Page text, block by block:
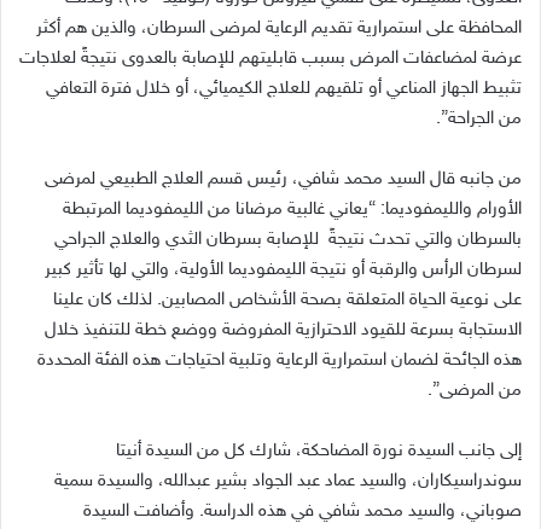
المحافظة على استمرارية تقديم الرعاية لمرضى السرطان، والذين هم أكثر
عرضة لمضاعفات المرض بسبب قابليتهم للإصابة بالعدوى نتيجةً لعلاجات
تثبيط الجهاز المناعي أو تلقيهم للعلاج الكيميائي، أو خلال فترة التعافي
من الجراحة”.
من جانبه قال السيد محمد شافي، رئيس قسم العلاج الطبيعي لمرضى
الأورام والليمفوديما: “يعاني غالبية مرضانا من الليمفوديما المرتبطة
بالسرطان والتي تحدث نتيجةً للإصابة بسرطان الثدي والعلاج الجراحي
لسرطان الرأس والرقبة أو نتيجة الليمفوديما الأولية، والتي لها تأثير كبير
على نوعية الحياة المتعلقة بصحة الأشخاص المصابين. لذلك كان علينا
الاستجابة بسرعة للقيود الاحترازية المفروضة ووضع خطة للتنفيذ خلال
هذه الجائحة لضمان استمرارية الرعاية وتلبية احتياجات هذه الفئة المحددة
من المرضى”.
إلى جانب السيدة نورة المضاحكة، شارك كل من السيدة أنيتا
سوندراسيكاران، والسيد عماد عبد الجواد بشير عبدالله، والسيدة سمية
صوباني، والسيد محمد شافي في هذه الدراسة. وأضافت السيدة